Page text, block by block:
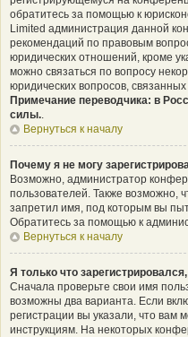
обратитесь за помощью к
Limited администрация данной
рекомендаций по правовым
юридических отношений, кроме
можно связаться по вопросу
юридических вопросов,
Примечание переводчика: в
силы..
Вернуться к началу
Почему я не могу
Возможно, администратор
пользователей. Также возможно,
запретил имя, под которым вы
Обратитесь за помощью к
Вернуться к началу
Я только что
Сначала проверьте свои имя
возможны два варианта. Если
регистрации вы указали, что вам
инструкциям. На некоторых